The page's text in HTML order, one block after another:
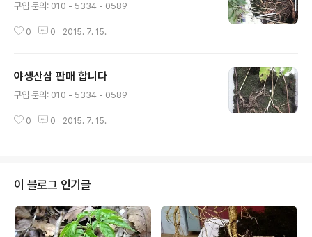
구입 문의: 010 - 5334 - 0589
0 0 2015. 7. 15.
야생산삼 판매 합니다
구입 문의: 010 - 5334 - 0589
0 0 2015. 7. 15.
이 블로그 인기글